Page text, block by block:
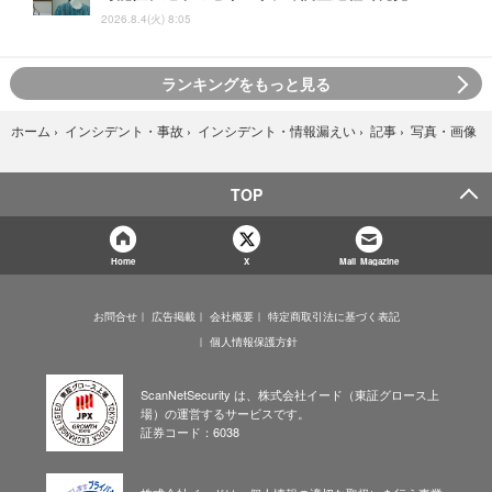
2026.8.4(火) 8:05
ランキングをもっと見る
ホーム › インシデント・事故 › インシデント・情報漏えい › 記事 › 写真・画像
TOP
Home X Mail Magazine
お問合せ 広告掲載 会社概要
特定商取引法に基づく表記
個人情報保護方針
ScanNetSecurity は、株式会社イード（東証グロース上
場）の運営するサービスです。
証券コード：6038